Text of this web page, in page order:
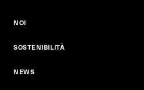
NOI
SOSTENIBILITÀ
NEWS